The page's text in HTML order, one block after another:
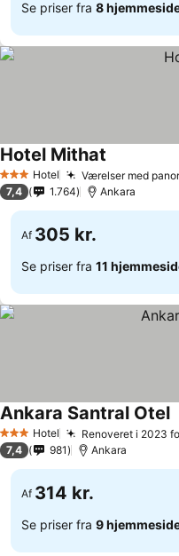
Se priser fra 8
3 StjernerHotel Værelser med
Hotel Mithat
7,4 1.764 Ankara
Af 305 kr.
Se priser fra 11
3 StjernerHotel Renoveret i 2023
Ankara Santral Otel
7,4 981 Ankara
Af 314 kr.
Se priser fra 9